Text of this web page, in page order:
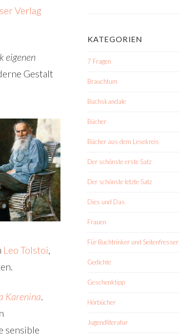
Verlag
eigenen
Gestalt
Leo Tolstoi,
Karenina.
sensible
KATEGORIEN
7 Fragen
Brauchtum
Buchskandale
Bücher
Bücher aus dem Lesekreis
Der schönste erste Satz
Der schönste letzte Satz
Dies und Das
Frauen
Für Buchtrinker und Seitenfresser
Gedichte
Geschenktipp
Hörbücher
Jugendliteratur